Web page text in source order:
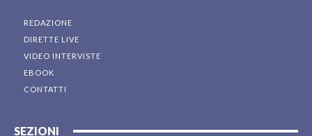
REDAZIONE
DIRETTE LIVE
VIDEO INTERVISTE
EBOOK
CONTATTI
SEZIONI